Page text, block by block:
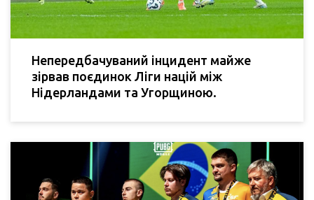
Непередбачуваний інцидент майже
зірвав поєдинок Ліги націй між
Нідерландами та Угорщиною.